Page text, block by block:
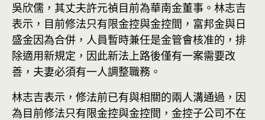
吳欣儒，其丈夫許元禎目前為華南金董事。林志吉
表示，目前修法只有限金控與金控間，富邦金與日
盛金因為合併，人員暫時兼任是金管會核准的，排
除適用新規定，因此新法上路後僅有一案需要改
善，夫妻必須有一人調整職務。
林志吉表示，修法前已有與相關的兩人溝通過，因
為目前修法只有限金控與金控間，金控子公司不在